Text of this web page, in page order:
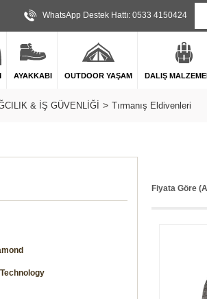
WhatsApp Destek Hattı: 0533 4150424
AYAKKABI OUTDOOR YAŞAM DALIŞ
& İŞ GÜVENLİĞİ Tırmanış Eldivenleri
Fiyata Göre